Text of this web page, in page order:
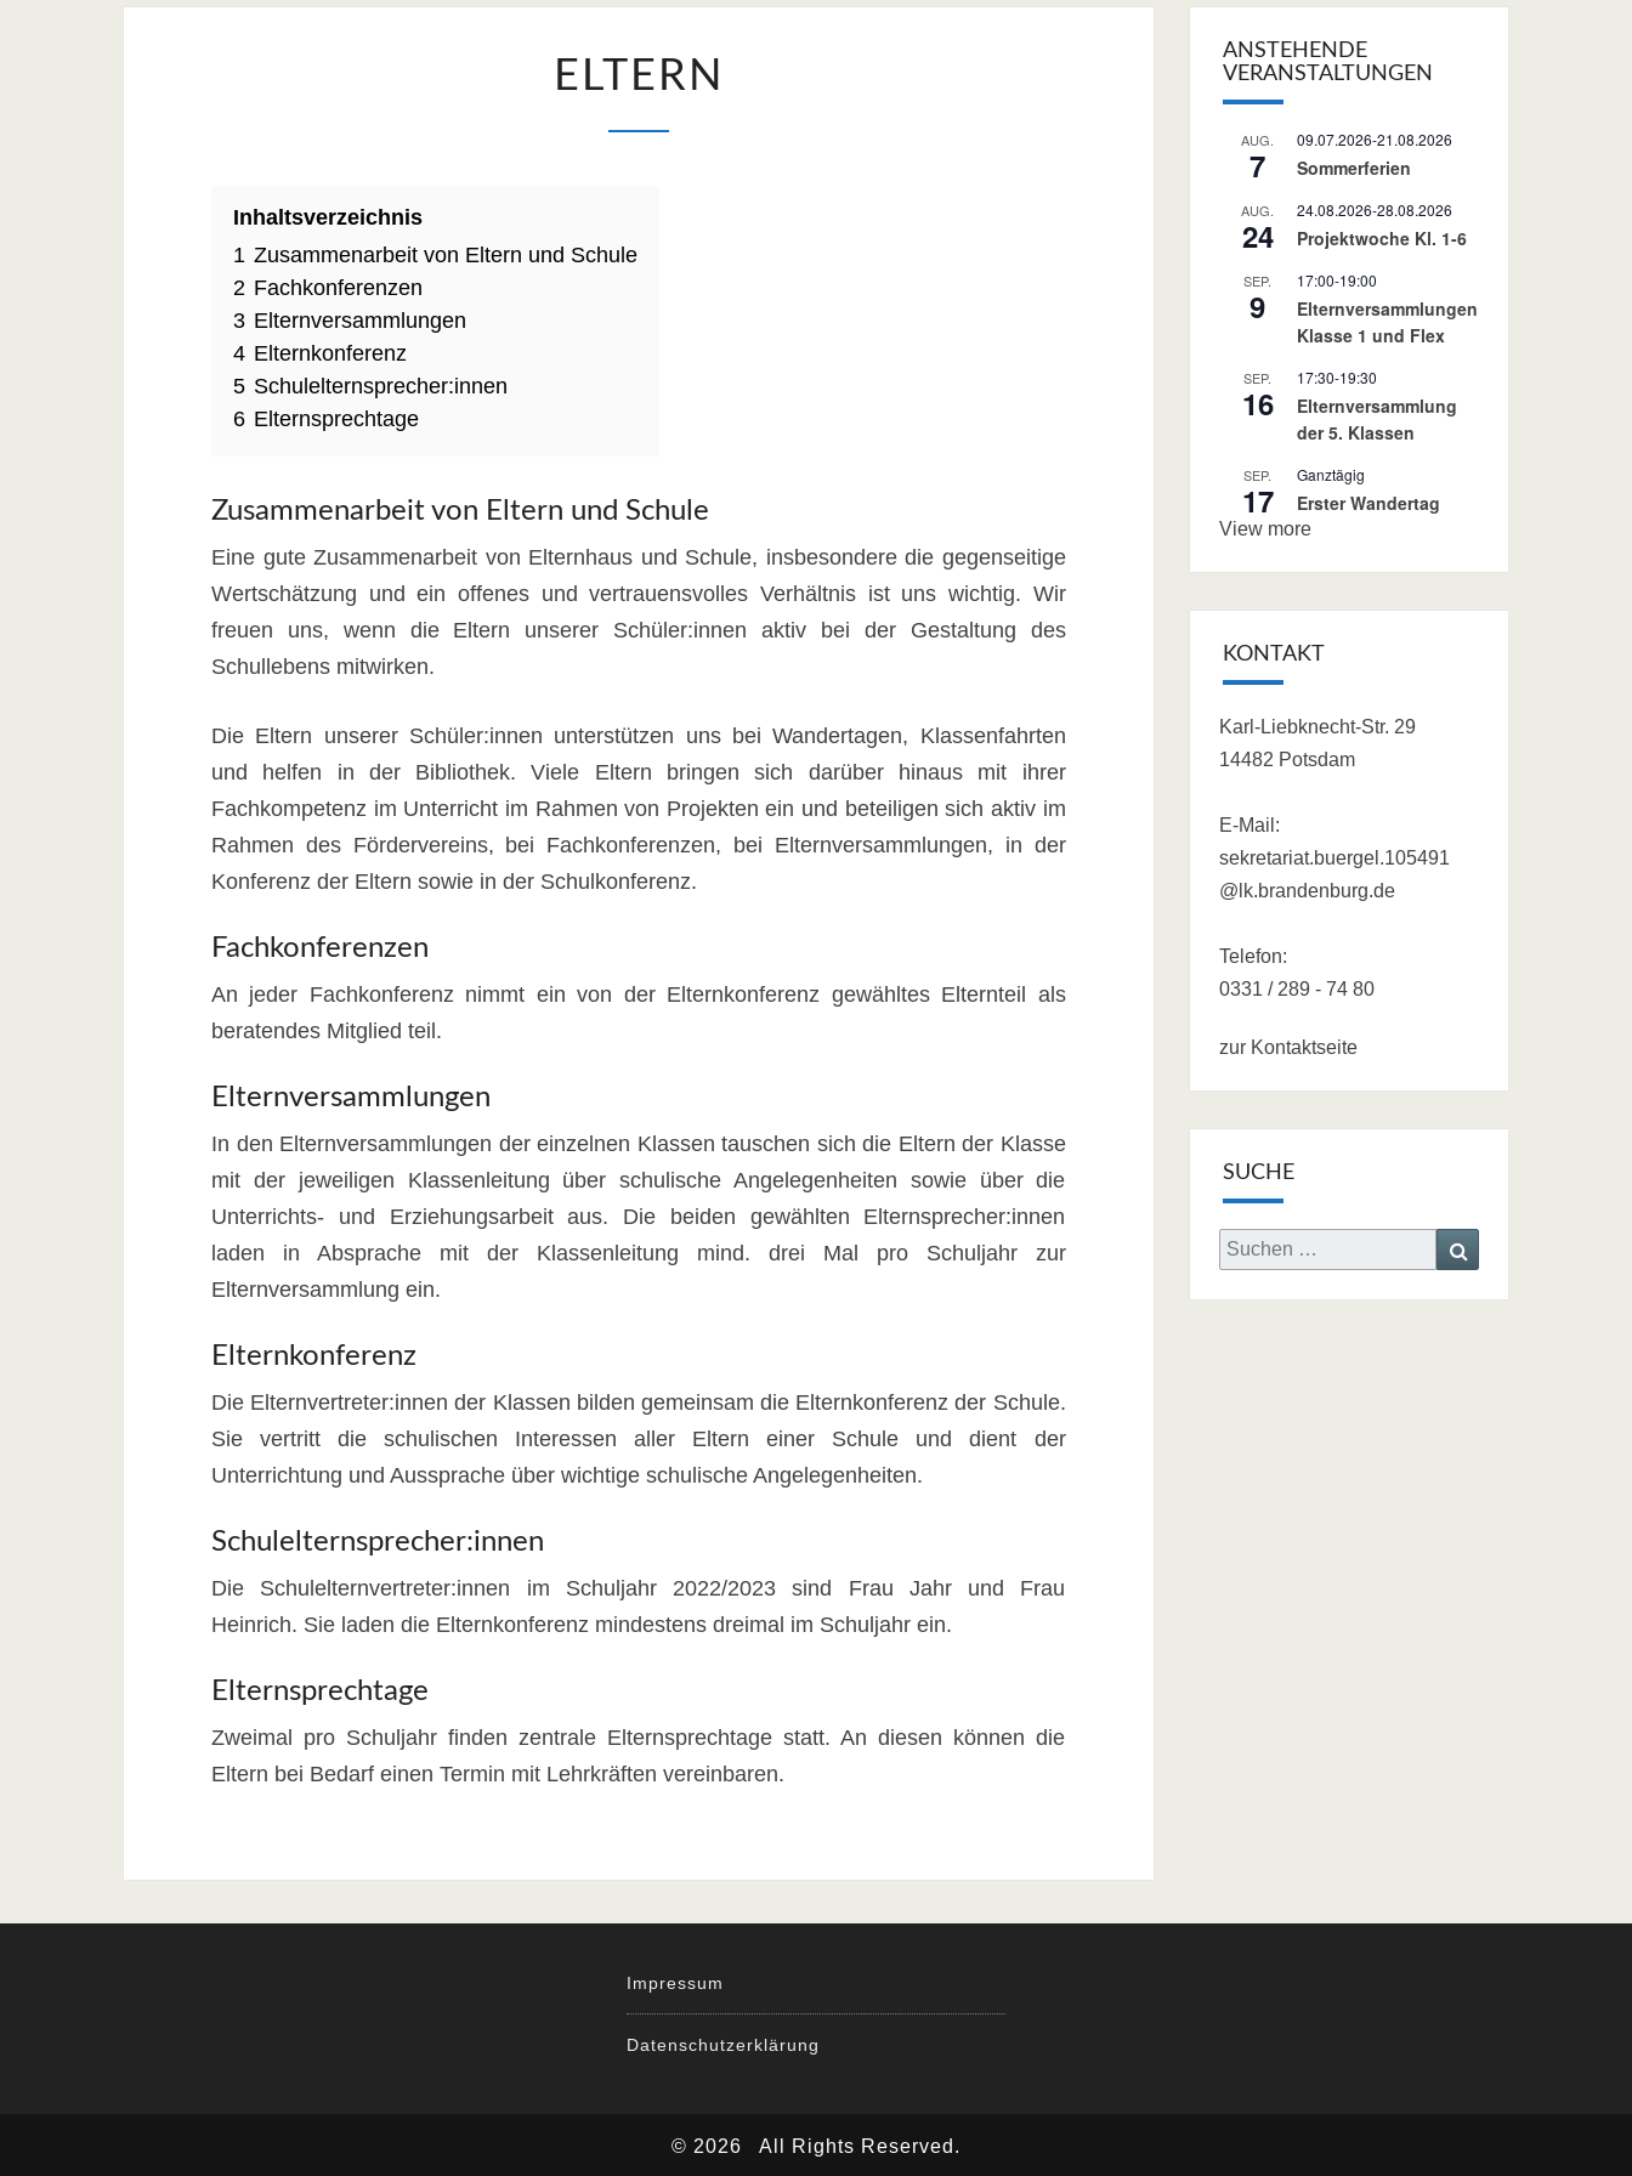
ELTERN
Inhaltsverzeichnis
1 Zusammenarbeit von Eltern und Schule
2 Fachkonferenzen
3 Elternversammlungen
4 Elternkonferenz
5 Schulelternsprecher:innen
6 Elternsprechtage
Zusammenarbeit von Eltern und Schule
Eine gute Zusammenarbeit von Elternhaus und Schule, insbesondere die gegenseitige
Wertschätzung und ein offenes und vertrauensvolles Verhältnis ist uns wichtig. Wir
freuen uns, wenn die Eltern unserer Schüler:innen aktiv bei der Gestaltung des
Schullebens mitwirken.
Die Eltern unserer Schüler:innen unterstützen uns bei Wandertagen, Klassenfahrten
und helfen in der Bibliothek. Viele Eltern bringen sich darüber hinaus mit ihrer
Fachkompetenz im Unterricht im Rahmen von Projekten ein und beteiligen sich aktiv im
Rahmen des Fördervereins, bei Fachkonferenzen, bei Elternversammlungen, in der
Konferenz der Eltern sowie in der Schulkonferenz.
Fachkonferenzen
An jeder Fachkonferenz nimmt ein von der Elternkonferenz gewähltes Elternteil als
beratendes Mitglied teil.
Elternversammlungen
In den Elternversammlungen der einzelnen Klassen tauschen sich die Eltern der Klasse
mit der jeweiligen Klassenleitung über schulische Angelegenheiten sowie über die
Unterrichts- und Erziehungsarbeit aus. Die beiden gewählten Elternsprecher:innen
laden in Absprache mit der Klassenleitung mind. drei Mal pro Schuljahr zur
Elternversammlung ein.
Elternkonferenz
Die Elternvertreter:innen der Klassen bilden gemeinsam die Elternkonferenz der Schule.
Sie vertritt die schulischen Interessen aller Eltern einer Schule und dient der
Unterrichtung und Aussprache über wichtige schulische Angelegenheiten.
Schulelternsprecher:innen
Die Schulelternvertreter:innen im Schuljahr 2022/2023 sind Frau Jahr und Frau
Heinrich. Sie laden die Elternkonferenz mindestens dreimal im Schuljahr ein.
Elternsprechtage
Zweimal pro Schuljahr finden zentrale Elternsprechtage statt. An diesen können die
Eltern bei Bedarf einen Termin mit Lehrkräften vereinbaren.
ANSTEHENDE
VERANSTALTUNGEN
AUG.
7
09.07.2026-21.08.2026
Sommerferien
AUG.
24
24.08.2026-28.08.2026
Projektwoche Kl. 1-6
SEP.
9
17:00-19:00
Elternversammlungen
Klasse 1 und Flex
SEP.
16
17:30-19:30
Elternversammlung
der 5. Klassen
SEP.
17
Ganztägig
Erster Wandertag
View more
KONTAKT
Karl-Liebknecht-Str. 29
14482 Potsdam
E-Mail:
sekretariat.buergel.105491
@lk.brandenburg.de
Telefon:
0331 / 289 - 74 80
zur Kontaktseite
SUCHE
Search
for:
Impressum
Datenschutzerklärung
© 2026 All Rights Reserved.